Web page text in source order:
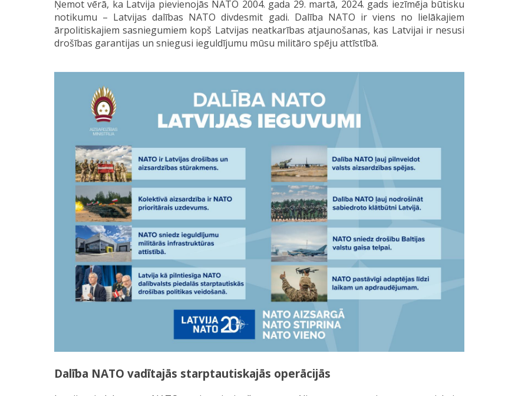
Ņemot vērā, ka Latvija pievienojās NATO 2004. gada 29. martā, 2024. gads iezīmēja būtisku
notikumu – Latvijas dalības NATO divdesmit gadi. Dalība NATO ir viens no lielākajiem
ārpolitiskajiem sasniegumiem kopš Latvijas neatkarības atjaunošanas, kas Latvijai ir nesusi
drošības garantijas un sniegusi ieguldījumu mūsu militāro spēju attīstībā.
Dalība NATO vadītajās starptautiskajās operācijās